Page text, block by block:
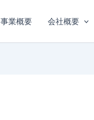
事業概要 会社概要